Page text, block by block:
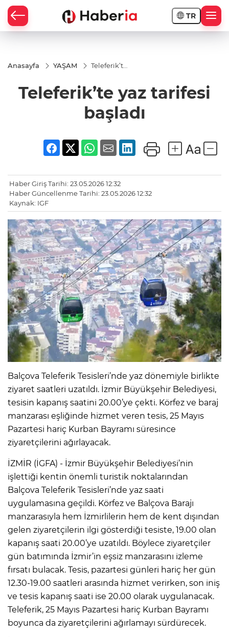
TR
Anasayfa YAŞAM
Teleferik’te
Teleferik’te yaz tarifesi
başladı
Haber Giriş Tarihi: 23.05.2026 12:32
Haber Güncellenme Tarihi: 23.05.2026 12:32
Kaynak: IGF
Balçova Teleferik Tesisleri’nde yaz dönemiyle birlikte
ziyaret saatleri uzatıldı. İzmir Büyükşehir Belediyesi,
tesisin kapanış saatini 20.00’ye çekti. Körfez ve baraj
manzarası eşliğinde hizmet veren tesis, 25 Mayıs
Pazartesi hariç Kurban Bayramı süresince
ziyaretçilerini ağırlayacak.
İZMİR (İGFA) - İzmir Büyükşehir Belediyesi’nin
işlettiği kentin önemli turistik noktalarından
Balçova Teleferik Tesisleri’nde yaz saati
uygulamasına geçildi. Körfez ve Balçova Barajı
manzarasıyla hem İzmirlilerin hem de kent dışından
gelen ziyaretçilerin ilgi gösterdiği tesiste, 19.00 olan
kapanış saati 20.00’ye uzatıldı. Böylece ziyaretçiler
gün batımında İzmir’in eşsiz manzarasını izleme
fırsatı bulacak. Tesis, pazartesi günleri hariç her gün
12.30-19.00 saatleri arasında hizmet verirken, son iniş
ve tesis kapanış saati ise 20.00 olarak uygulanacak.
Teleferik, 25 Mayıs Pazartesi hariç Kurban Bayramı
boyunca da ziyaretçilerini ağırlamayı sürdürecek.